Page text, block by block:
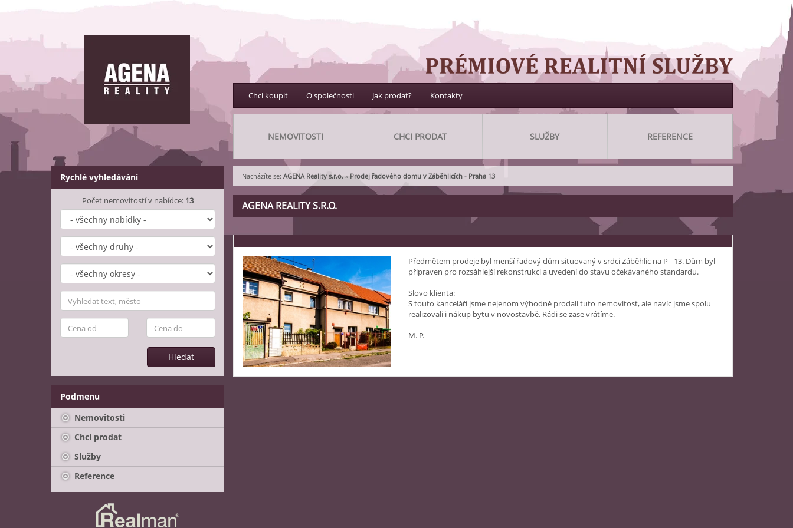
Chci koupit O společnosti Jak prodat? Kontakty
NEMOVITOSTI CHCI PRODAT SLUŽBY REFERENCE
Rychlé vyhledávání
Počet nemovitostí v nabídce: 13
Hledat
Podmenu
Nemovitosti
Chci prodat
Služby
Reference
Nacházíte se: AGENA Reality s.r.o. » Prodej řadového domu v Záběhlicích - Praha 13
AGENA REALITY S.R.O.
Předmětem prodeje byl menší řadový dům situovaný v srdci Záběhlic na P - 13. Dům byl
připraven pro rozsáhlejší rekonstrukci a uvedení do stavu očekávaného standardu.
Slovo klienta:
S touto kanceláří jsme nejenom výhodně prodali tuto nemovitost, ale navíc jsme spolu
realizovali i nákup bytu v novostavbě. Rádi se zase vrátíme.
M. P.